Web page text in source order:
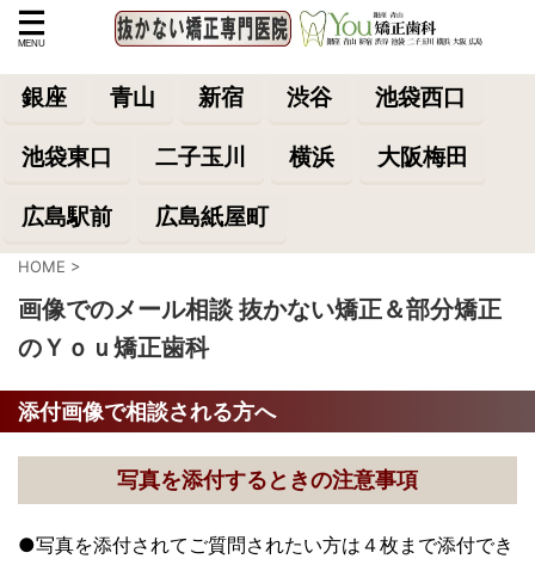
銀座 青山 新宿 渋谷 池袋西口
池袋東口 二子玉川 横浜 大阪梅田
広島駅前 広島紙屋町
HOME >
画像でのメール相談 抜かない矯正＆部分矯正
のＹｏｕ矯正歯科
添付画像で相談される方へ
写真を添付するときの注意事項
●写真を添付されてご質問されたい方は４枚まで添付でき